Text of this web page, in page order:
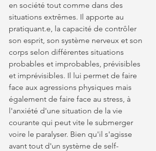
en société tout comme dans des
situations extrêmes. Il apporte au
pratiquant.e, la capacité de contrôler
son esprit, son système nerveux et son
corps selon différentes situations
probables et improbables, prévisibles
et imprévisibles. Il lui permet de faire
face aux agressions physiques mais
également de faire face au stress, à
l'anxiété d'une situation de la vie
courante qui peut vite le submerger
voire le paralyser. Bien qu'il s'agisse
avant tout d'un système de self-